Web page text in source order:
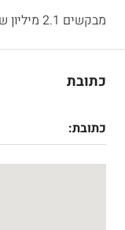
מבקשים 2.1 מיליון ש”ח
כתובת
כתובת: